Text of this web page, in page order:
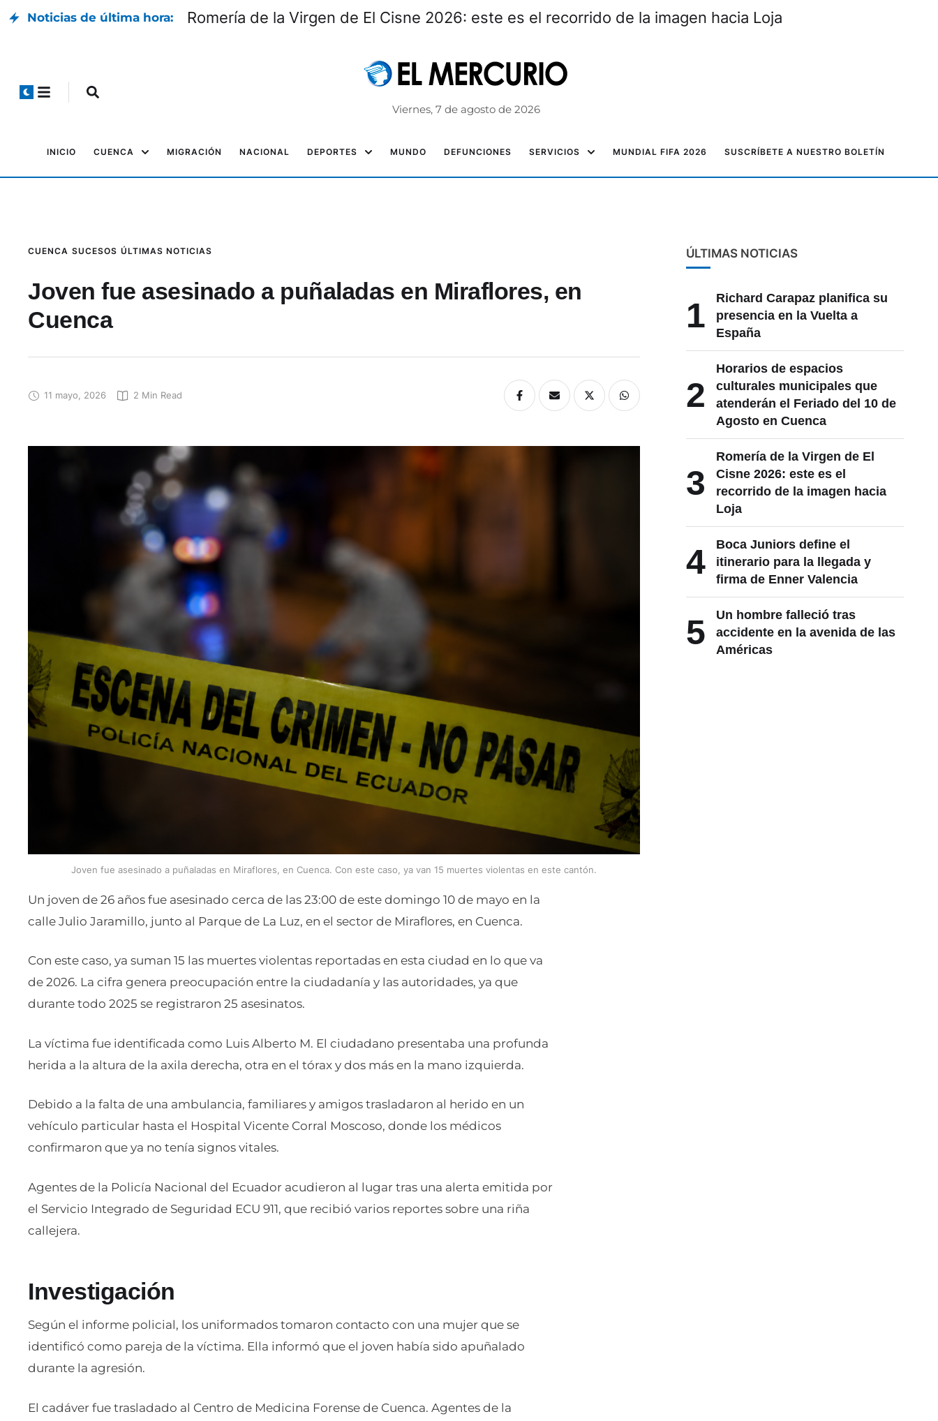
Noticias de última hora: Romería de la Virgen de El Cisne 2026: este es el recorrido de la imagen hacia Loja
Viernes, 7 de agosto de 2026
INICIO CUENCA MIGRACIÓN NACIONAL DEPORTES MUNDO DEFUNCIONES SERVICIOS MUNDIAL FIFA 2026 SUSCRÍBETE A NUESTRO BOLETÍN
CUENCA SUCESOS ÚLTIMAS NOTICIAS
Joven fue asesinado a puñaladas en Miraflores, en
Cuenca
11 mayo, 2026 2 Min Read
Joven fue asesinado a puñaladas en Miraflores, en Cuenca. Con este caso, ya van 15 muertes violentas en este cantón.
Un joven de 26 años fue asesinado cerca de las 23:00 de este domingo 10 de mayo en la
calle Julio Jaramillo, junto al Parque de La Luz, en el sector de Miraflores, en Cuenca.
Con este caso, ya suman 15 las muertes violentas reportadas en esta ciudad en lo que va
de 2026. La cifra genera preocupación entre la ciudadanía y las autoridades, ya que
durante todo 2025 se registraron 25 asesinatos.
La víctima fue identificada como Luis Alberto M. El ciudadano presentaba una profunda
herida a la altura de la axila derecha, otra en el tórax y dos más en la mano izquierda.
Debido a la falta de una ambulancia, familiares y amigos trasladaron al herido en un
vehículo particular hasta el Hospital Vicente Corral Moscoso, donde los médicos
confirmaron que ya no tenía signos vitales.
Agentes de la Policía Nacional del Ecuador acudieron al lugar tras una alerta emitida por
el Servicio Integrado de Seguridad ECU 911, que recibió varios reportes sobre una riña
callejera.
Investigación
Según el informe policial, los uniformados tomaron contacto con una mujer que se
identificó como pareja de la víctima. Ella informó que el joven había sido apuñalado
durante la agresión.
El cadáver fue trasladado al Centro de Medicina Forense de Cuenca. Agentes de la
ÚLTIMAS NOTICIAS
1
Richard Carapaz planifica su
presencia en la Vuelta a
España
2
Horarios de espacios
culturales municipales que
atenderán el Feriado del 10 de
Agosto en Cuenca
3
Romería de la Virgen de El
Cisne 2026: este es el
recorrido de la imagen hacia
Loja
4
Boca Juniors define el
itinerario para la llegada y
firma de Enner Valencia
5
Un hombre falleció tras
accidente en la avenida de las
Américas